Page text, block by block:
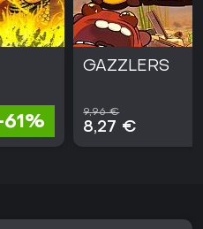
GAZZLERS
9,96 €
8,27 €